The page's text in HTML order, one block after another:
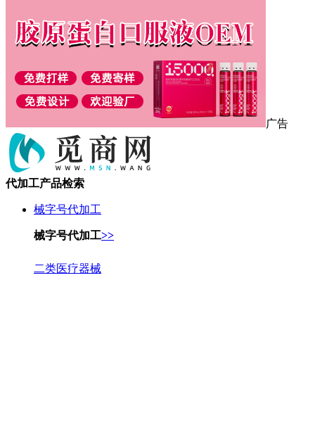
广告
代加工产品检索
械字号代加工
械字号代加工>>
二类医疗器械